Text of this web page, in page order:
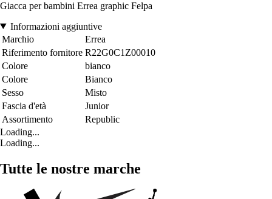
Giacca per bambini Errea graphic Felpa
Informazioni aggiuntive
Marchio
Errea
Riferimento fornitore R22G0C1Z00010
Colore
bianco
Colore
Bianco
Sesso
Misto
Fascia d'età
Junior
Assortimento
Republic
Loading...
Loading...
Tutte le nostre marche